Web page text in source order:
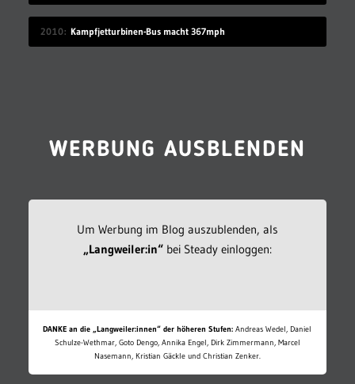
2010 Kampfjetturbinen-Bus macht 367mph
WERBUNG AUSBLENDEN
Um Werbung im Blog auszublenden, als
„Langweiler:in“bei Steady einloggen:
DANKE an die „Langweiler:innen“ der höheren Stufen: Andreas Wedel, Daniel
Schulze-Wethmar, Goto Dengo, Annika Engel, Dirk Zimmermann, Marcel
Nasemann, Kristian Gäckle und Christian Zenker.